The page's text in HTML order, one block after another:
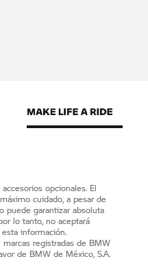
opcionales. El
cuidado, a pesar de
puede garantizar absoluta
lo tanto, no aceptará
información.
registradas de BMW
de BMW de México, S.A.